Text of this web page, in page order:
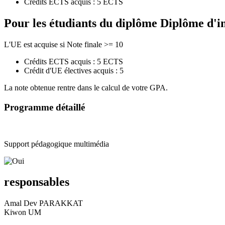
Crédits ECTS acquis : 5 ECTS
Pour les étudiants du diplôme Diplôme
L'UE est acquise si Note finale >= 10
Crédits ECTS acquis : 5 ECTS
Crédit d'UE électives acquis : 5
La note obtenue rentre dans le calcul de votre GPA.
Programme détaillé
Support pédagogique multimédia
responsables
Amal Dev PARAKKAT
Kiwon UM